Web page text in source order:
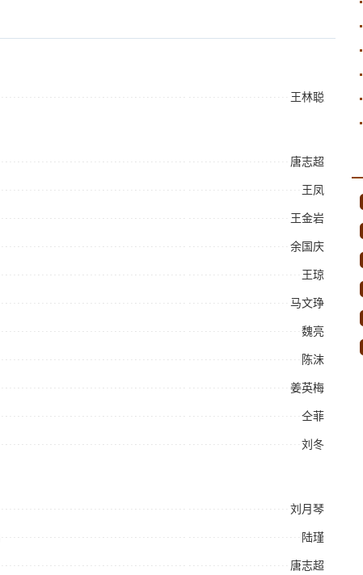
王林聪
唐志超
王凤
王金岩
余国庆
王琼
马文琤
魏亮
陈沫
姜英梅
仝菲
刘冬
刘月琴
陆瑾
唐志超